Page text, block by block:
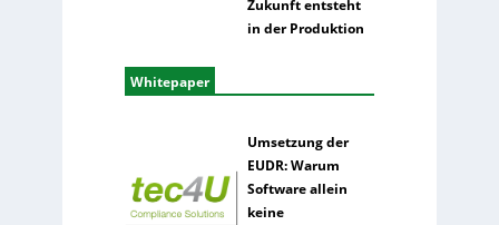
Zukunft entsteht
in der Produktion
Whitepaper
Umsetzung der
EUDR: Warum
Software allein
keine